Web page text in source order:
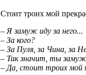
Стоит троих мой
– Я замуж иду за него...
– За кого?
– За Пуля, за Чина, за
– Так значит, ты
– Да, стоит троих мой